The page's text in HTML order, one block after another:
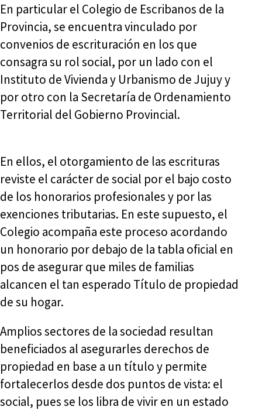
En particular el Colegio de Escribanos de la
Provincia, se encuentra vinculado por
convenios de escrituración en los que
consagra su rol social, por un lado con el
Instituto de Vivienda y Urbanismo de Jujuy y
por otro con la Secretaría de Ordenamiento
Territorial del Gobierno Provincial.
En ellos, el otorgamiento de las escrituras
reviste el carácter de social por el bajo costo
de los honorarios profesionales y por las
exenciones tributarias. En este supuesto, el
Colegio acompaña este proceso acordando
un honorario por debajo de la tabla oficial en
pos de asegurar que miles de familias
alcancen el tan esperado Título de propiedad
de su hogar.
Amplios sectores de la sociedad resultan
beneficiados al asegurarles derechos de
propiedad en base a un título y permite
fortalecerlos desde dos puntos de vista: el
social, pues se los libra de vivir en un estado